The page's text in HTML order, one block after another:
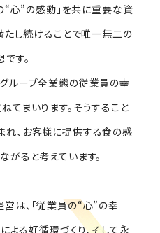
“心”の感動」を共に重要な資
たし続けることで唯一無二の
す。
ループ全業態の従業員の幸
てまいります。そうすること
、お客様に提供する食の感
がると考えています。
は、「従業員の“心”の幸
よる好循環づくり、そして永